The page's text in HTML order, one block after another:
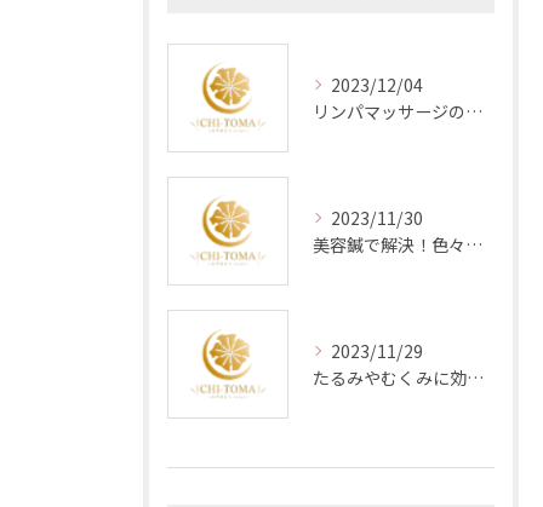
2023/12/04
リンパマッサージの効果とは？
2023/11/30
美容鍼で解決！色々な肌トラブルに効果アリ
2023/11/29
たるみやむくみに効果的！美容鍼でフェイスライン引き締めエステ体験談